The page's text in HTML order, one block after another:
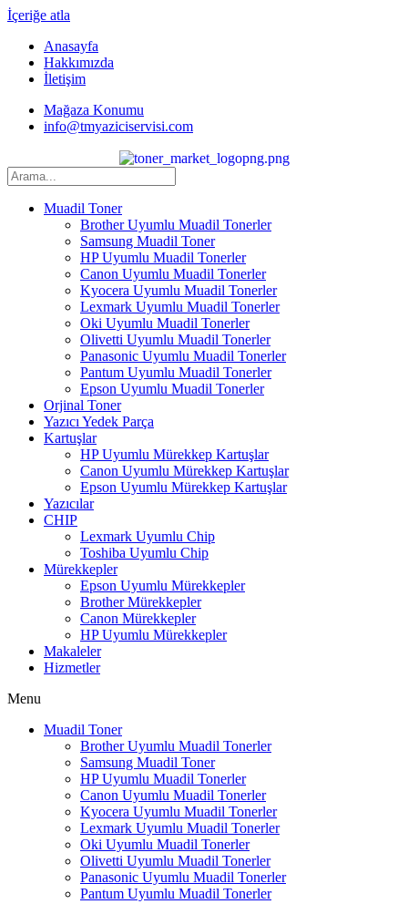
İçeriğe atla
Anasayfa
Hakkımızda
İletişim
Mağaza Konumu
info@tmyaziciservisi.com
Muadil Toner
Brother Uyumlu Muadil Tonerler
Samsung Muadil Toner
HP Uyumlu Muadil Tonerler
Canon Uyumlu Muadil Tonerler
Kyocera Uyumlu Muadil Tonerler
Lexmark Uyumlu Muadil Tonerler
Oki Uyumlu Muadil Tonerler
Olivetti Uyumlu Muadil Tonerler
Panasonic Uyumlu Muadil Tonerler
Pantum Uyumlu Muadil Tonerler
Epson Uyumlu Muadil Tonerler
Orjinal Toner
Yazıcı Yedek Parça
Kartuşlar
HP Uyumlu Mürekkep Kartuşlar
Canon Uyumlu Mürekkep Kartuşlar
Epson Uyumlu Mürekkep Kartuşlar
Yazıcılar
CHIP
Lexmark Uyumlu Chip
Toshiba Uyumlu Chip
Mürekkepler
Epson Uyumlu Mürekkepler
Brother Mürekkepler
Canon Mürekkepler
HP Uyumlu Mürekkepler
Makaleler
Hizmetler
Menu
Muadil Toner
Brother Uyumlu Muadil Tonerler
Samsung Muadil Toner
HP Uyumlu Muadil Tonerler
Canon Uyumlu Muadil Tonerler
Kyocera Uyumlu Muadil Tonerler
Lexmark Uyumlu Muadil Tonerler
Oki Uyumlu Muadil Tonerler
Olivetti Uyumlu Muadil Tonerler
Panasonic Uyumlu Muadil Tonerler
Pantum Uyumlu Muadil Tonerler